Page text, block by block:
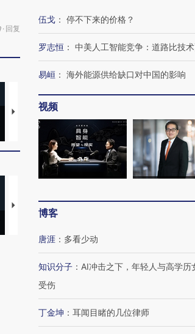
· 回复
视线｜“入侵”还是“人道危
机”？难民潮撕裂西班牙
128毫米 紧急转移近
4000人
【推广】走进第四届链博
会，让数智科技“链”接产
伍戈 ： 停不下来的价格？
罗志恒 ： 中美人工智能竞争：道路比技
易峘 ： 海外能源供给缺口对中国的影响
视频
博客
唐涯 ： 多看少动
知识分子 ： AI冲击之下，年轻人与高学历
受伤
丁金坤 ： 耳闻目睹的几位律师